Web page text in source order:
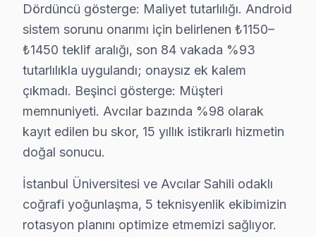
Mustafa Kemal Paşa mahallesinde, Finlux
Tahtakale'de Finlux TV Servisi
Tahtakale mahallesi, genellikle orta yaşlı binalara
Üniversite'de Finlux TV Servisi
Üniversite mahallesi, dinamik bir yapıya sahipken,
Yeşilkent mahallesi, genellikle yeni yapılarla doludur.
Finlux Tamir Maliyeti: Gerçek Rakamlar
Dördüncü gösterge: Maliyet tutarlılığı. Android
sistem sorunu onarımı için belirlenen ₺1150–
₺1450 teklif aralığı, son 84 vakada %93
tutarlılıkla uygulandı; onaysız ek kalem
çıkmadı. Beşinci gösterge: Müşteri
memnuniyeti. Avcılar bazında %98 olarak
kayıt edilen bu skor, 15 yıllık istikrarlı hizmetin
doğal sonucu.
İstanbul Üniversitesi ve Avcılar Sahili odaklı
coğrafi yoğunlaşma, 5 teknisyenlik ekibimizin
rotasyon planını optimize etmemizi sağlıyor.